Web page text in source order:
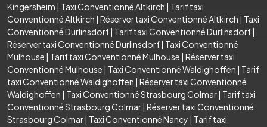
Kingersheim | Taxi Conventionné Altkirch | Tarif taxi
Conventionné Altkirch | Réserver taxi Conventionné Altkirch | Taxi
Conventionné Durlinsdorf| Tarif taxi Conventionné Durlinsdorf|
Réserver taxi Conventionné Durlinsdorf| Taxi Conventionné
Mulhouse | Tarif taxi Conventionné Mulhouse | Réserver taxi
Conventionné Mulhouse | Taxi Conventionné Waldighoffen | Tarif
taxi Conventionné Waldighoffen | Réserver taxi Conventionné
Waldighoffen | Taxi Conventionné Strasbourg Colmar| Tarif taxi
Conventionné Strasbourg Colmar| Réserver taxi Conventionné
Strasbourg Colmar| Taxi Conventionné Nancy | Tarif taxi